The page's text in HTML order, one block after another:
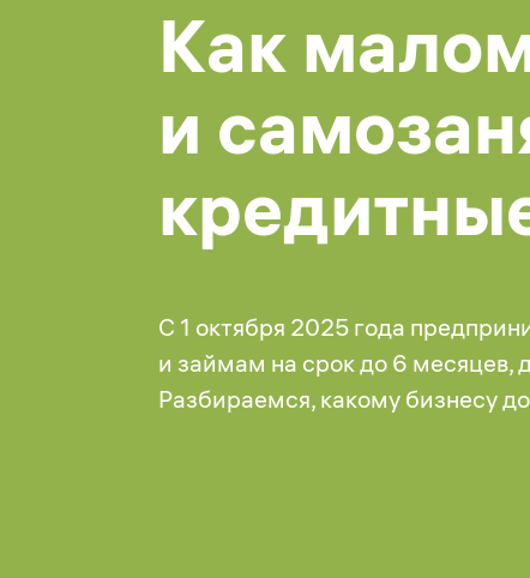
Как
и
С 1 октября 2025 года
и займам на срок до 6 месяцев,
Разбираемся, какому бизнесу